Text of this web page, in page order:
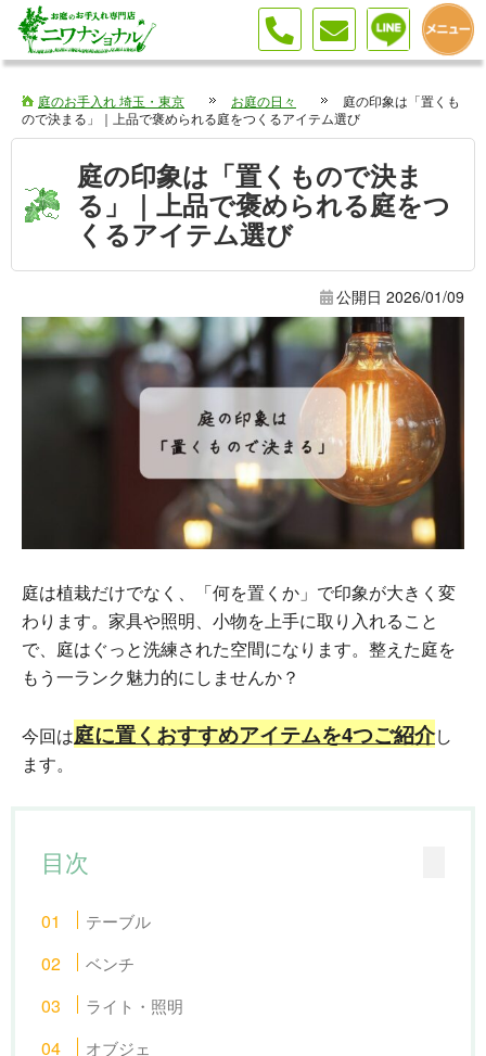
庭のお手入れ 埼玉・東京 お庭の日々
庭の印象は「置くも
ので決まる」｜上品で褒められる庭をつくるアイテム選び
庭の印象は「置くもので決ま
る」｜上品で褒められる庭をつ
くるアイテム選び
公開日 2026/01/09
庭は植栽だけでなく、「何を置くか」で印象が大きく変
わります。家具や照明、小物を上手に取り入れること
で、庭はぐっと洗練された空間になります。整えた庭を
もう一ランク魅力的にしませんか？
今回は庭に置くおすすめアイテムを4つご紹介し
ます。
目次
テーブル
ベンチ
ライト・照明
オブジェ